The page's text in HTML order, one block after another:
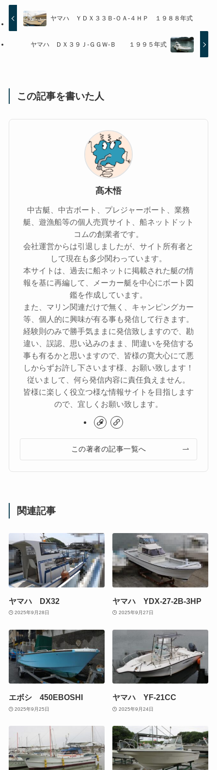
ヤマハ ＹＤＸ３３Ｂ-ＯＡ-４ＨＰ １９８８年式
ヤマハ ＤＸ３９Ｊ-ＧＧＷ-Ｂ １９９５年式
この記事を書いた人
髙木悟
中古艇、中古ボート、プレジャーボート、業務
艇、遊漁船等の個人売買サイト、船ネットドット
コムの創業者です。
会社運営からは引退しましたが、サイト所有者と
して現在も多少関わっています。
本サイトは、過去に船ネットに掲載された艇の情
報を基に再編して、メーカー艇を中心にボート図
鑑を作成しています。
また、マリン関連だけで無く、キャンピングカー
等、個人的に興味が有る事も発信して行きます。
経験則のみで勝手気ままに発信致しますので、勘
違い、誤認、思い込みのまま、間違いを発信する
事も有るかと思いますので、皆様の寛大心にて悪
しからずお許し下さいます様、お願い致します！
従いまして、何ら発信内容に責任負えません。
皆様に楽しく役立つ様な情報サイトを目指します
ので、宜しくお願い致します。
この著者の記事一覧へ
関連記事
ヤマハ DX32
2025年9月28日
ヤマハ YDX-27-2B-3HP
2025年9月27日
エボシ 450EBOSHI
2025年9月25日
ヤマハ YF-21CC
2025年9月24日